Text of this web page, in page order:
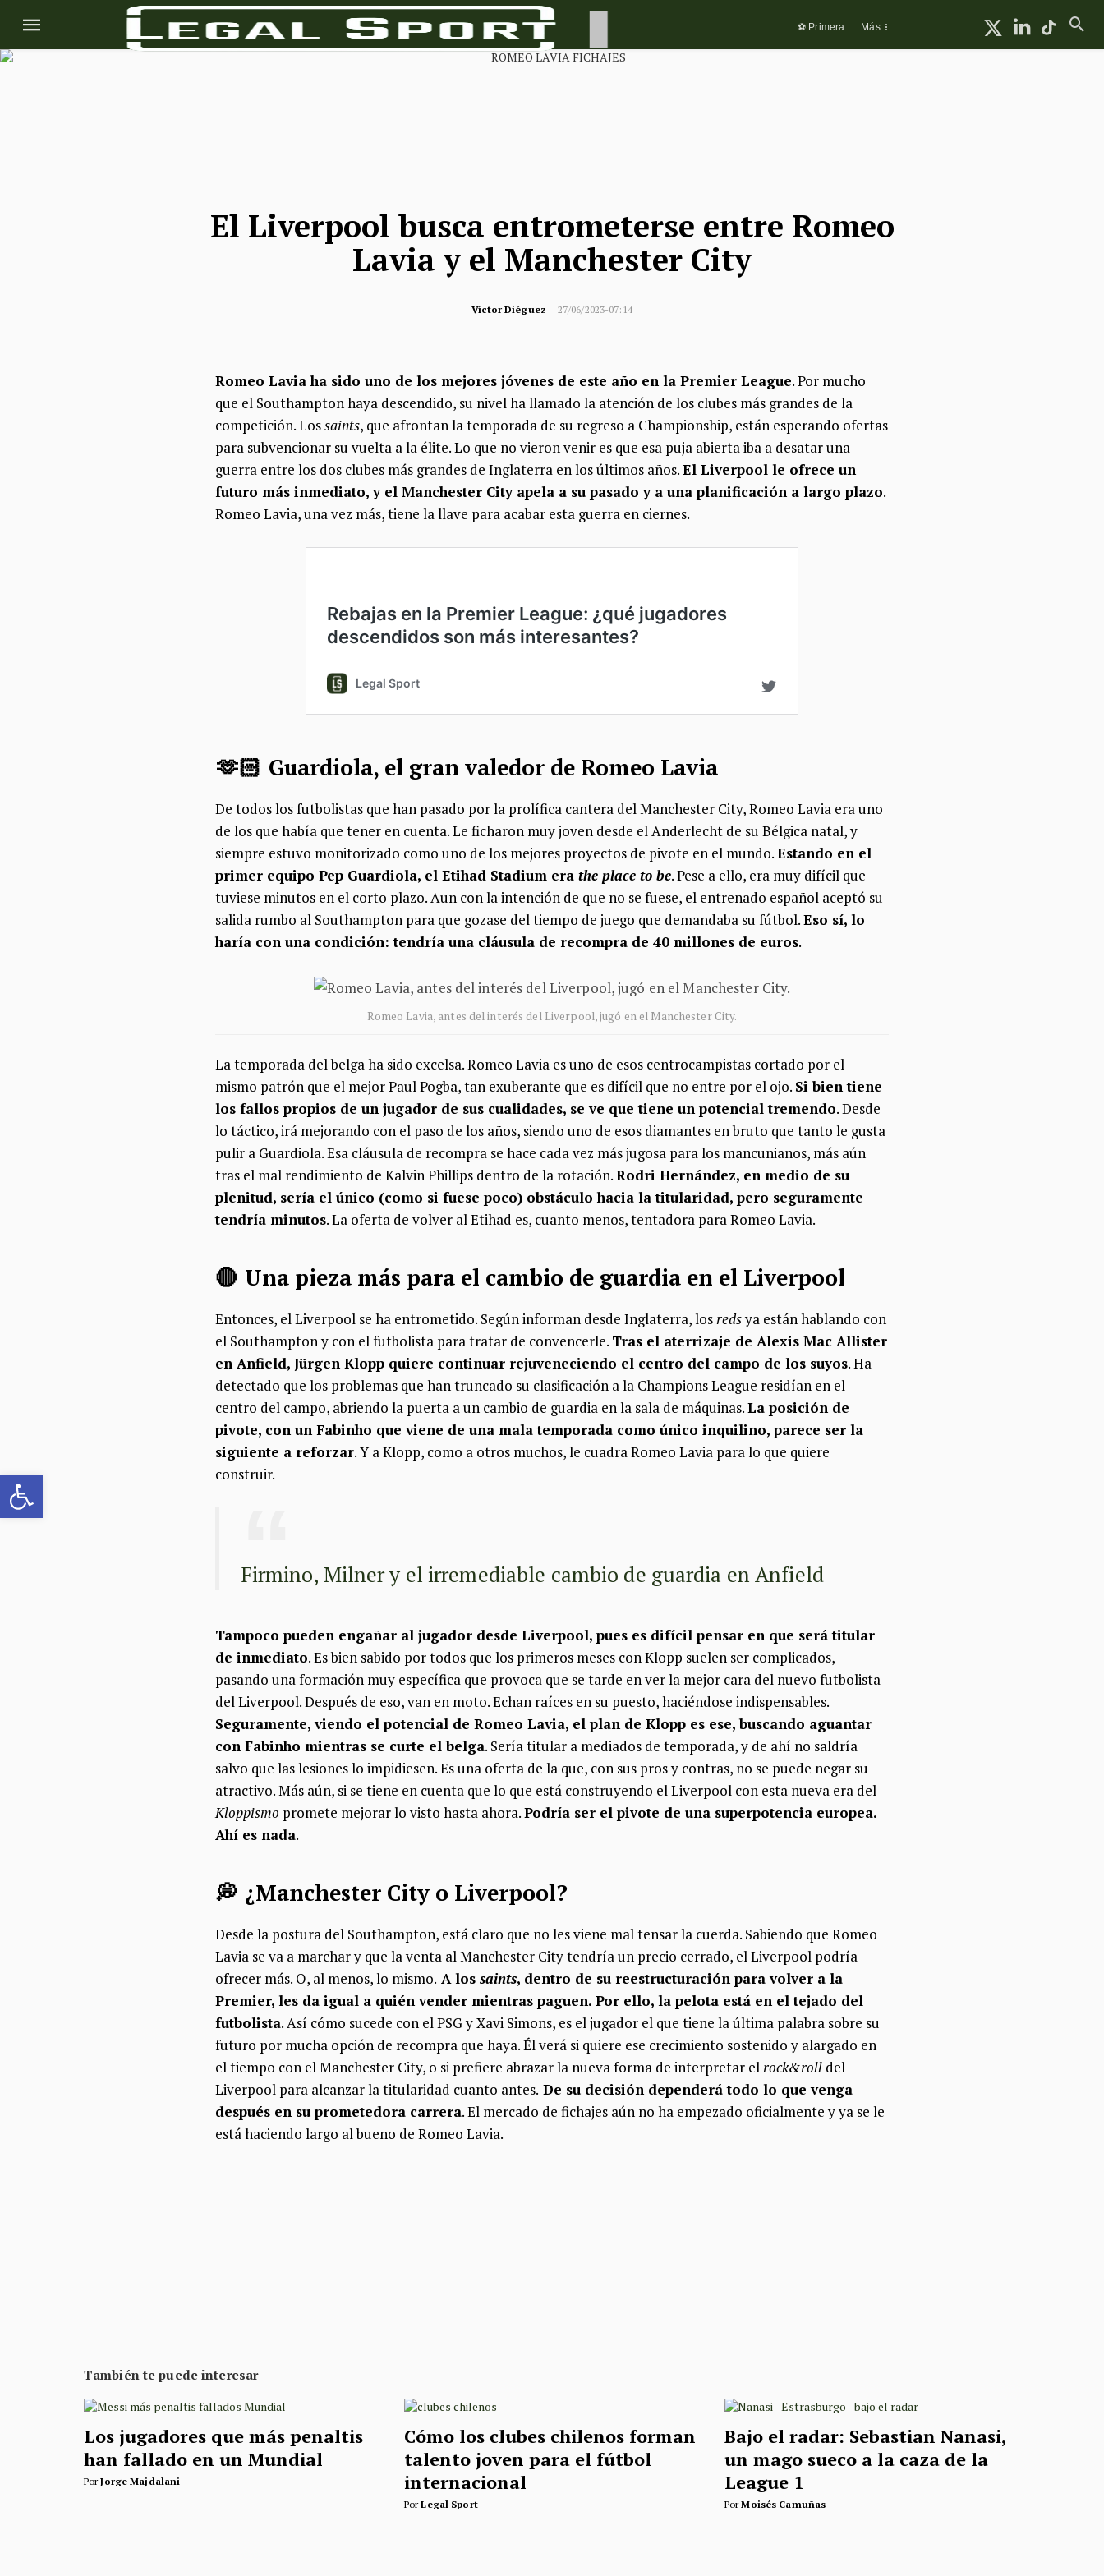
Abrir barra de herramientas
⚽ Primera Más
El Liverpool busca entrometerse entre Romeo
Lavia y el Manchester City
Víctor Diéguez 27/06/2023-07:14
Romeo Lavia ha sido uno de los mejores jóvenes de este año en la Premier League. Por mucho
que el Southampton haya descendido, su nivel ha llamado la atención de los clubes más grandes de la
competición. Lossaints, que afrontan la temporada de su regreso a Championship, están esperando ofertas
para subvencionar su vuelta a la élite. Lo que no vieron venir es que esa puja abierta iba a desatar una
guerra entre los dos clubes más grandes de Inglaterra en los últimos años.El Liverpool le ofrece un
futuro más inmediato, y el Manchester City apela a su pasado y a una planificación a largo plazo.
Romeo Lavia, una vez más, tiene la llave para acabar esta guerra en ciernes.
🫶🏻 Guardiola, el gran valedor de Romeo Lavia
De todos los futbolistas que han pasado por la prolífica cantera del Manchester City, Romeo Lavia era uno
de los que había que tener en cuenta. Le ficharon muy joven desde el Anderlecht de su Bélgica natal, y
siempre estuvo monitorizado como uno de los mejores proyectos de pivote en el mundo.Estando en el
primer equipo Pep Guardiola, el Etihad Stadium era the place to be. Pese a ello, era muy difícil que
tuviese minutos en el corto plazo. Aun con la intención de que no se fuese, el entrenado español aceptó su
salida rumbo al Southampton para que gozase del tiempo de juego que demandaba su fútbol.Eso sí, lo
haría con una condición: tendría una cláusula de recompra de 40 millones de euros.
Romeo Lavia, antes del interés del Liverpool, jugó en el Manchester City.
La temporada del belga ha sido excelsa. Romeo Lavia es uno de esos centrocampistas cortado por el
mismo patrón que el mejor Paul Pogba, tan exuberante que es difícil que no entre por el ojo. Si bien tiene
los fallos propios de un jugador de sus cualidades, se ve que tiene un potencial tremendo. Desde
lo táctico, irá mejorando con el paso de los años, siendo uno de esos diamantes en bruto que tanto le gusta
pulir a Guardiola. Esa cláusula de recompra se hace cada vez más jugosa para los mancunianos, más aún
tras el mal rendimiento de Kalvin Phillips dentro de la rotación.Rodri Hernández, en medio de su
plenitud, sería el único (como si fuese poco) obstáculo hacia la titularidad, pero seguramente
tendría minutos. La oferta de volver al Etihad es, cuanto menos, tentadora para Romeo Lavia.
🔴 Una pieza más para el cambio de guardia en el Liverpool
Entonces, el Liverpool se ha entrometido. Según informan desde Inglaterra, losredsya están hablando con
el Southampton y con el futbolista para tratar de convencerle. Tras el aterrizaje de Alexis Mac Allister
en Anfield, Jürgen Klopp quiere continuar rejuveneciendo el centro del campo de los suyos. Ha
detectado que los problemas que han truncado su clasificación a la Champions League residían en el
centro del campo, abriendo la puerta a un cambio de guardia en la sala de máquinas.La posición de
pivote, con un Fabinho que viene de una mala temporada como único inquilino, parece ser la
siguiente a reforzar. Y a Klopp, como a otros muchos, le cuadra Romeo Lavia para lo que quiere
construir.
Firmino, Milner y el irremediable cambio de guardia en Anfield
Tampoco pueden engañar al jugador desde Liverpool, pues es difícil pensar en que será titular
de inmediato. Es bien sabido por todos que los primeros meses con Klopp suelen ser complicados,
pasando una formación muy específica que provoca que se tarde en ver la mejor cara del nuevo futbolista
del Liverpool. Después de eso, van en moto. Echan raíces en su puesto, haciéndose indispensables.
Seguramente, viendo el potencial de Romeo Lavia, el plan de Klopp es ese, buscando aguantar
con Fabinho mientras se curte el belga. Sería titular a mediados de temporada, y de ahí no saldría
salvo que las lesiones lo impidiesen. Es una oferta de la que, con sus pros y contras, no se puede negar su
atractivo. Más aún, si se tiene en cuenta que lo que está construyendo el Liverpool con esta nueva era del
Kloppismo promete mejorar lo visto hasta ahora.Podría ser el pivote de una superpotencia europea.
Ahí es nada.
💭 ¿Manchester City o Liverpool?
Desde la postura del Southampton, está claro que no les viene mal tensar la cuerda. Sabiendo que Romeo
Lavia se va a marchar y que la venta al Manchester City tendría un precio cerrado, el Liverpool podría
ofrecer más. O, al menos, lo mismo. A los saints, dentro de su reestructuración para volver a la
Premier, les da igual a quién vender mientras paguen. Por ello, la pelota está en el tejado del
futbolista. Así cómo sucede con el PSG y Xavi Simons, es el jugador el que tiene la última palabra sobre su
futuro por mucha opción de recompra que haya. Él verá si quiere ese crecimiento sostenido y alargado en
el tiempo con el Manchester City, o si prefiere abrazar la nueva forma de interpretar elrock&roll del
Liverpool para alcanzar la titularidad cuanto antes. De su decisión dependerá todo lo que venga
después en su prometedora carrera. El mercado de fichajes aún no ha empezado oficialmente y ya se le
está haciendo largo al bueno de Romeo Lavia.
También te puede interesar
Los jugadores que más penaltis
han fallado en un Mundial
PorJorge Majdalani
Cómo los clubes chilenos forman
talento joven para el fútbol
internacional
PorLegal Sport
Bajo el radar: Sebastian Nanasi,
un mago sueco a la caza de la
League 1
PorMoisés Camuñas